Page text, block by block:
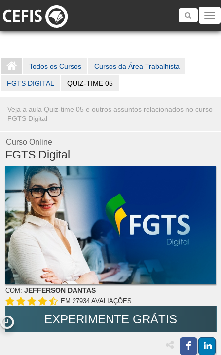
Toggle
Todos os Cursos Cursos da Área Trabalhista
FGTS DIGITAL QUIZ-TIME 05
Veja a aula Quiz-time 05 e outros assuntos relacionados no curso
FGTS Digital
Curso Online
FGTS Digital
COM: JEFFERSON DANTAS
EM 27934 AVALIAÇÕES
EXPERIMENTE GRÁTIS